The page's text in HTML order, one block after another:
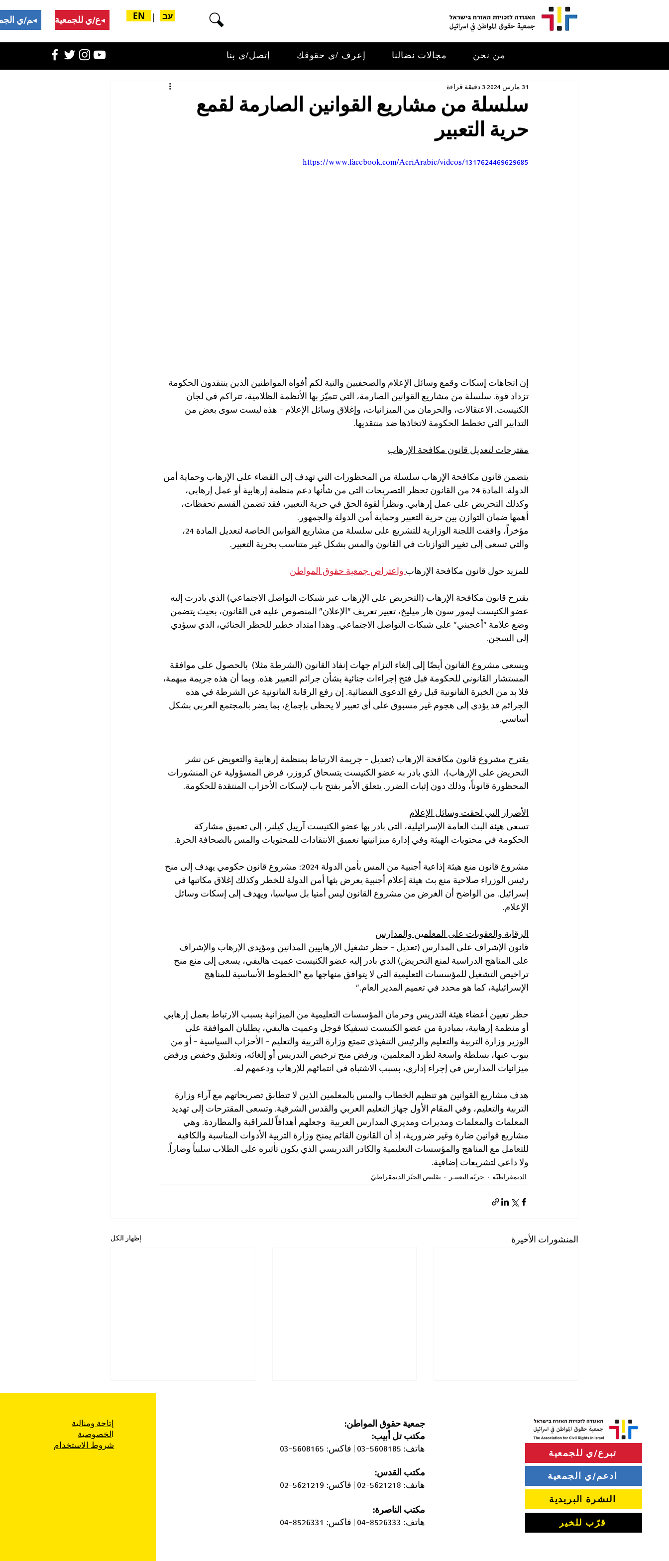
ادعم/ي الجمعية تبرع/ي للجمعية EN עב
من نحن مجالات نضالنا إعرف /ي حقوقك إتصل/ي بنا
سلسلة من مشاريع القوانين الصارمة لقمع
حرية التعبير
31 مارس 2024 3 دقيقة قراءة
https://www.facebook.com/AcriArabic/videos/1317624469629685
إن اتجاهات إسكات وقمع وسائل الإعلام والصحفيين والنية لكم أفواه المواطنين الذين ينتقدون الحكومة
تزداد قوة. سلسلة من مشاريع القوانين الصارمة، التي تتميّز بها الأنظمة الظلامية، تتراكم في لجان
الكنيست. الاعتقالات، والحرمان من الميزانيات، وإغلاق وسائل الإعلام - هذه ليست سوى بعض من
التدابير التي تخطط الحكومة لاتخاذها ضد منتقديها.
مقترحات لتعديل قانون مكافحة الإرهاب
يتضمن قانون مكافحة الإرهاب سلسلة من المحظورات التي تهدف إلى القضاء على الإرهاب وحماية أمن
الدولة. المادة 24 من القانون تحظر التصريحات التي من شأنها دعم منظمة إرهابية أو عمل إرهابي،
وكذلك التحريض على عمل إرهابي. ونظراً لقوة الحق في حرية التعبير، فقد تضمن القسم تحفظات،
أهمها ضمان التوازن بين حرية التعبير وحماية أمن الدولة والجمهور.
مؤخراً، وافقت اللجنة الوزارية للتشريع على سلسلة من مشاريع القوانين الخاصة لتعديل المادة 24،
والتي تسعى إلى تغيير التوازنات في القانون والمس بشكل غير متناسب بحرية التعبير.
للمزيد حول قانون مكافحة الإرهاب واعتراض جمعية حقوق المواطن
يقترح قانون مكافحة الإرهاب (التحريض على الإرهاب عبر شبكات التواصل الاجتماعي) الذي بادرت إليه
عضو الكنيست ليمور سون هار ميليخ، تغيير تعريف "الإعلان" المنصوص عليه في القانون، بحيث يتضمن
وضع علامة "أعجبني" على شبكات التواصل الاجتماعي. وهذا امتداد خطير للحظر الجنائي، الذي سيؤدي
إلى السجن.
ويسعى مشروع القانون أيضًا إلى إلغاء التزام جهات إنفاذ القانون (الشرطة مثلا)  بالحصول على موافقة
المستشار القانوني للحكومة قبل فتح إجراءات جنائية بشأن جرائم التعبير هذه. وبما أن هذه جريمة مبهمة،
فلا بد من الخبرة القانونية قبل رفع الدعوى القضائية. إن رفع الرقابة القانونية عن الشرطة في هذه
الجرائم قد يؤدي إلى هجوم غير مسبوق على أي تعبير لا يحظى بإجماع، بما يضر بالمجتمع العربي بشكل
أساسي.
يقترح مشروع قانون مكافحة الإرهاب (تعديل - جريمة الارتباط بمنظمة إرهابية والتعويض عن نشر
التحريض على الإرهاب)،  الذي بادر به عضو الكنيست يتسحاق كروزر، فرض المسؤولية عن المنشورات
المحظورة قانوناً، وذلك دون إثبات الضرر. يتعلق الأمر بفتح باب لإسكات الأحزاب المنتقدة للحكومة.
الأضرار التي لحقت وسائل الإعلام
تسعى هيئة البث العامة الإسرائيلية، التي بادر بها عضو الكنيست آرييل كيلنر، إلى تعميق مشاركة
الحكومة في محتويات الهيئة وفي إدارة ميزانيتها تعميق الانتقادات للمحتويات والمس بالصحافة الحرة.
مشروع قانون منع هيئة إذاعية أجنبية من المس بأمن الدولة 2024: مشروع قانون حكومي يهدف إلى منح
رئيس الوزراء صلاحية منع بث هيئة إعلام أجنبية يعرض بثها أمن الدولة للخطر وكذلك إغلاق مكاتبها في
إسرائيل. من الواضح أن الغرض من مشروع القانون ليس أمنيا بل سياسيا، ويهدف إلى إسكات وسائل
الإعلام.
الرقابة والعقوبات على المعلمين والمدارس
قانون الإشراف على المدارس (تعديل – حظر تشغيل الإرهابيين المدانين ومؤيدي الإرهاب والإشراف
على المناهج الدراسية لمنع التحريض) الذي بادر إليه عضو الكنيست عميت هاليفي، يسعى إلى منع منح
تراخيص التشغيل للمؤسسات التعليمية التي لا يتوافق منهاجها مع "الخطوط الأساسية للمناهج
الإسرائيلية، كما هو محدد في تعميم المدير العام."
حظر تعيين أعضاء هيئة التدريس وحرمان المؤسسات التعليمية من الميزانية بسبب الارتباط بعمل إرهابي
أو منظمة إرهابية، بمبادرة من عضو الكنيست تسفيكا فوجل وعميت هاليفي، يطلبان الموافقة على
الوزير وزارة التربية والتعليم والرئيس التنفيذي تتمتع وزارة التربية والتعليم - الأحزاب السياسية - أو من
ينوب عنها، بسلطة واسعة لطرد المعلمين، ورفض منح ترخيص التدريس أو إلغائه، وتعليق وخفض ورفض
ميزانيات المدارس في إجراء إداري، بسبب الاشتباه في انتمائهم للإرهاب ودعمهم له.
هدف مشاريع القوانين هو تنظيم الخطاب والمس بالمعلمين الذين لا تتطابق تصريحاتهم مع آراء وزارة
التربية والتعليم، وفي المقام الأول جهاز التعليم العربي والقدس الشرقية. وتسعى المقترحات إلى تهديد
المعلمات والمعلمات ومديرات ومديري المدارس العربية  وجعلهم أهدافاً للمراقبة والمطاردة. وهي
مشاريع قوانين ضارة وغير ضرورية، إذ أن القانون القائم يمنح وزارة التربية الأدوات المناسبة والكافية
للتعامل مع المناهج والمؤسسات التعليمية والكادر التدريسي الذي يكون تأثيره على الطلاب سلبياً وضاراً.
ولا داعي لتشريعات إضافية.
الديمقراطيّة حريّة التعبيـر تقليص الحيّز الديمقراطيّ
المنشورات الأخيرة إظهار الكل
جمعية حقوق المواطن تطلب
الانضمام إلى المحكمة العليا: لا
يجوز استخدام مواد سرية من
الشاباك لمنع الأحزاب من خوض
الانتخابات
"هناك مخاوف من ألّا يمارس
الناس حقهم في الانتخاب لأنهم
صناديق الاقتراع"
إتاحة ومنالية
لخصوصية
شروط الاستخدام
جمعية حقوق المواطن:
مكتبتل أبيب:
هاتف: 5608185-03 |
فاكس: 5608165-03
مكتب القدس:
هاتف: 5621218-02 |
فاكس: 5621219-02
مكتب الناصرة:
هاتف: 8526333-04 |
فاكس: 8526331-04
تبرع/ي للجمعية
ادعم/ي الجمعية
النشرة البريدية
قرّب للخير